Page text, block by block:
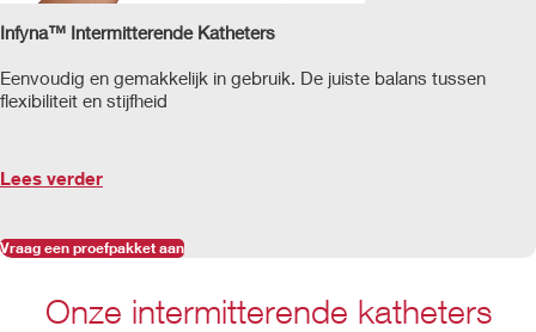
Infyna™ Intermitterende Katheters
Eenvoudig en gemakkelijk in gebruik. De juiste balans tussen
flexibiliteit en stijfheid
Lees verder
Vraag een proefpakket aan
Onze intermitterende katheters